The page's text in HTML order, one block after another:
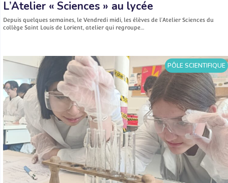
L’Atelier « Sciences » au lycée
Depuis quelques semaines, le Vendredi midi, les élèves de l’Atelier Sciences du
collège Saint Louis de Lorient, atelier qui regroupe…
PÔLE SCIENTIFIQUE